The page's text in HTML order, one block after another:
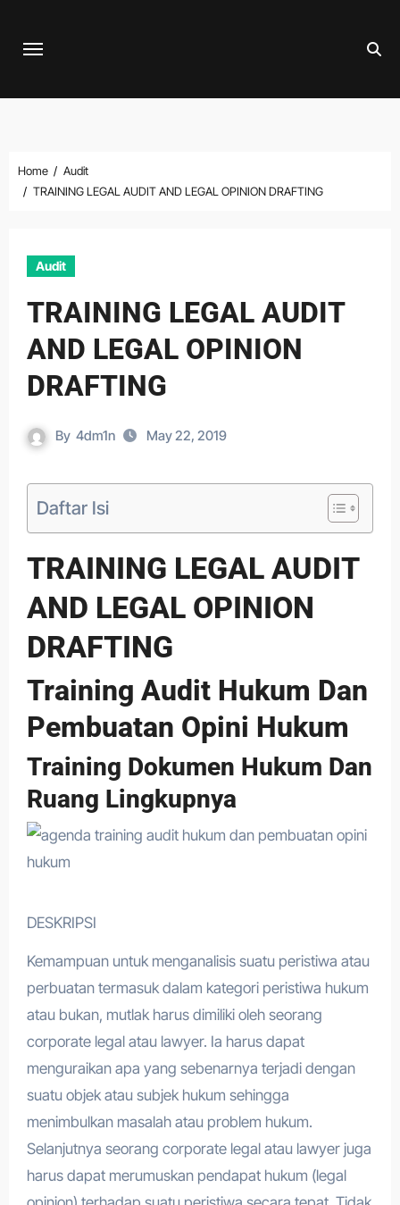
Home
Audit
TRAINING LEGAL AUDIT AND LEGAL OPINION DRAFTING
Audit
TRAINING LEGAL AUDIT
AND LEGAL OPINION
DRAFTING
By 4dm1n May 22, 2019
Daftar Isi
TRAINING LEGAL AUDIT
AND LEGAL OPINION
DRAFTING
Training Audit Hukum Dan
Pembuatan Opini Hukum
Training Dokumen Hukum Dan
Ruang Lingkupnya
DESKRIPSI
Kemampuan untuk menganalisis suatu peristiwa atau
perbuatan termasuk dalam kategori peristiwa hukum
atau bukan, mutlak harus dimiliki oleh seorang
corporate legal atau lawyer. Ia harus dapat
menguraikan apa yang sebenarnya terjadi dengan
suatu objek atau subjek hukum sehingga
menimbulkan masalah atau problem hukum.
Selanjutnya seorang corporate legal atau lawyer juga
harus dapat merumuskan pendapat hukum (legal